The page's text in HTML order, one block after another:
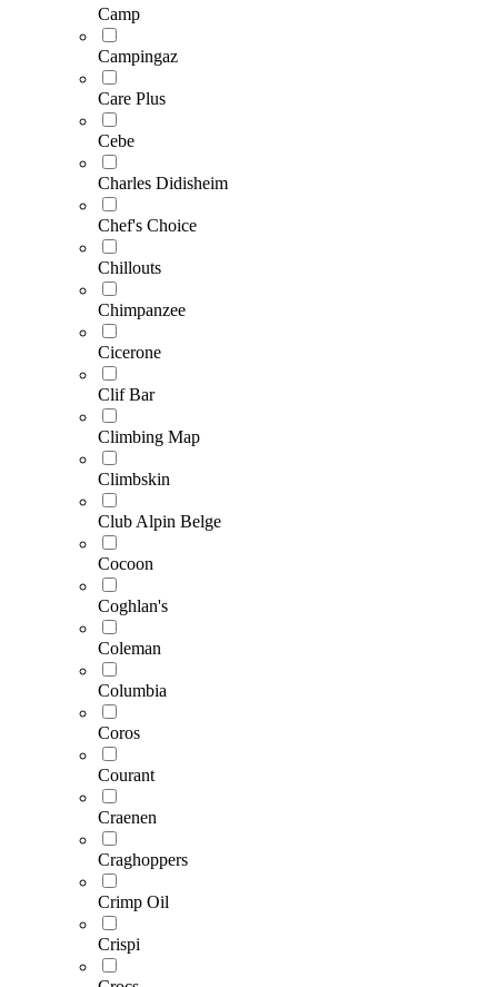
Camp
Campingaz
Care Plus
Cebe
Charles Didisheim
Chef's Choice
Chillouts
Chimpanzee
Cicerone
Clif Bar
Climbing Map
Climbskin
Club Alpin Belge
Cocoon
Coghlan's
Coleman
Columbia
Coros
Courant
Craenen
Craghoppers
Crimp Oil
Crispi